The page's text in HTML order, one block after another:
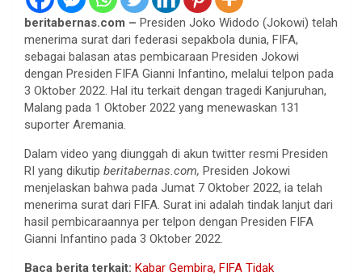
beritabernas.com – Presiden Joko Widodo (Jokowi) telah
menerima surat dari federasi sepakbola dunia, FIFA,
sebagai balasan atas pembicaraan Presiden Jokowi
dengan Presiden FIFA Gianni Infantino, melalui telpon pada
3 Oktober 2022. Hal itu terkait dengan tragedi Kanjuruhan,
Malang pada 1 Oktober 2022 yang menewaskan 131
suporter Aremania.
Dalam video yang diunggah di akun twitter resmi Presiden
RI yang dikutip beritabernas.com, Presiden Jokowi
menjelaskan bahwa pada Jumat 7 Oktober 2022, ia telah
menerima surat dari FIFA. Surat ini adalah tindak lanjut dari
hasil pembicaraannya per telpon dengan Presiden FIFA
Gianni Infantino pada 3 Oktober 2022.
Baca berita terkait: Kabar Gembira, FIFA Tidak